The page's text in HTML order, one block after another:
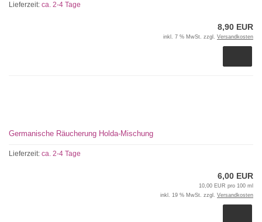
Lieferzeit: ca. 2-4 Tage
8,90 EUR
inkl. 7 % MwSt. zzgl. Versandkosten
Germanische Räucherung Holda-Mischung
Lieferzeit: ca. 2-4 Tage
6,00 EUR
10,00 EUR pro 100 ml
inkl. 19 % MwSt. zzgl. Versandkosten